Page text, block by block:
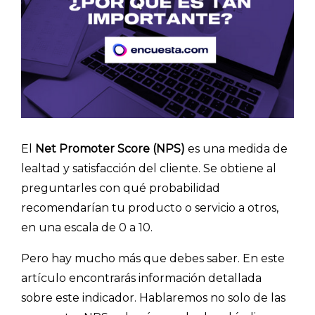
El Net Promoter Score (NPS) es una medida de
lealtad y satisfacción del cliente. Se obtiene al
preguntarles con qué probabilidad
recomendarían tu producto o servicio a otros,
en una escala de 0 a 10.
Pero hay mucho más que debes saber. En este
artículo encontrarás información detallada
sobre este indicador. Hablaremos no solo de las